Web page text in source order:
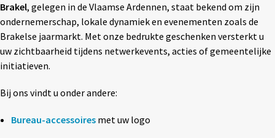
Wonen
◼ Thuiswerken
Brakel, gelegen in de Vlaamse Ardennen, staat bekend om zijn
ondernemerschap, lokale dynamiek en evenementen zoals de
Brakelse jaarmarkt. Met onze bedrukte geschenken versterkt u
uw zichtbaarheid tijdens netwerkevents, acties of gemeentelijke
initiatieven.
Bij ons vindt u onder andere:
Bureau-accessoiresmet uw logo